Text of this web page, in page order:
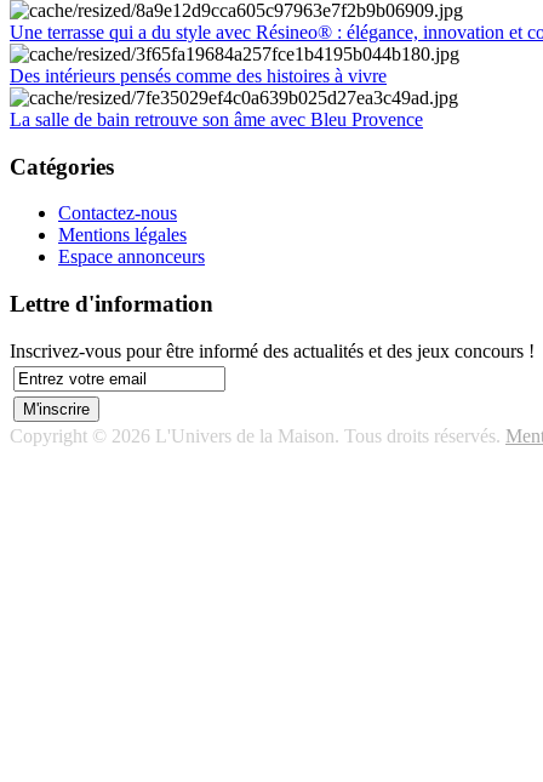
Une terrasse qui a du style avec Résineo® : élégance, innovation et
Des intérieurs pensés comme des histoires à vivre
La salle de bain retrouve son âme avec Bleu Provence
Catégories
Contactez-nous
Mentions légales
Espace annonceurs
Lettre d'information
Inscrivez-vous pour être informé des actualités et des jeux concours !
Copyright © 2026 L'Univers de la Maison. Tous droits réservés.